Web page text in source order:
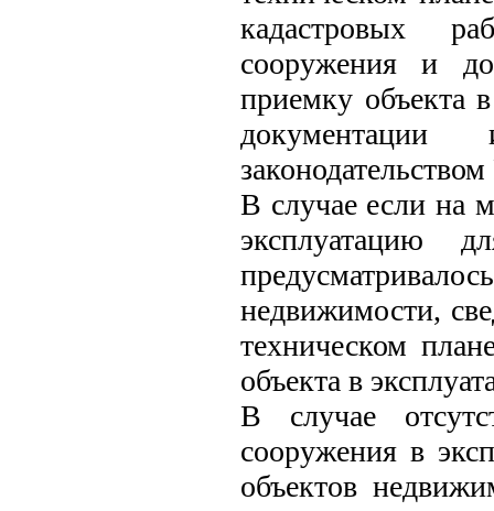
кадастровых
сооружения и
приемку объекта
В случае если на
эксплуатацию
недвижимости,
техническом
объекта в
В случае
сооружения в
объектов